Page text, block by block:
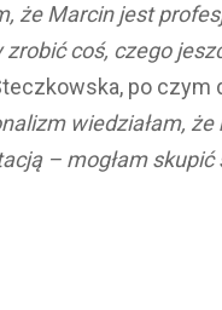
że Marcin jest
coś, czego
po czym
wiedziałam, że
– mogłam skupić